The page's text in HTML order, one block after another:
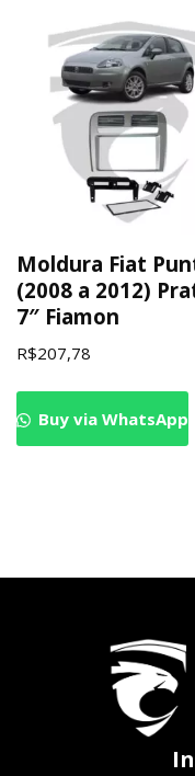
Moldura Fiat
(2008 a 2012)
7″ Fiamon
R$207,78
Buy via WhatsApp